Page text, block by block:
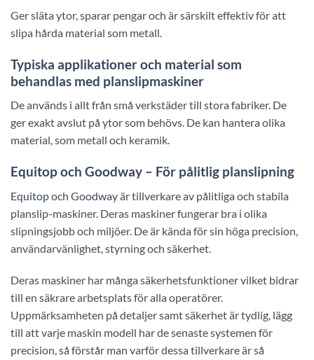
Ger släta ytor, sparar pengar och är särskilt effektiv för att
slipa hårda material som metall.
Typiska applikationer och material som
behandlas med planslipmaskiner
De används i allt från små verkstäder till stora fabriker. De
ger exakt avslut på ytor som behövs. De kan hantera olika
material, som metall och keramik.
Equitop och Goodway – För pålitlig planslipning
Equitopoch Goodwayär tillverkare av pålitliga och stabila
planslip-maskiner. Deras maskiner fungerar bra i olika
slipningsjobb och miljöer. De är kända för sin höga precision,
användarvänlighet, styrning och säkerhet.
Deras maskiner har många säkerhetsfunktioner vilket bidrar
till en säkrare arbetsplats för alla operatörer.
Uppmärksamheten på detaljer samt säkerhet är tydlig, lägg
till att varje maskin modell har de senaste systemen för
precision, så förstår man varför dessa tillverkare är så